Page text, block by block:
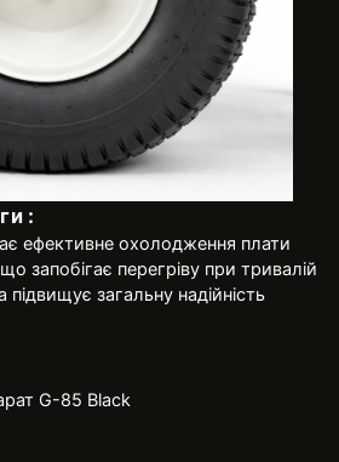
:
ефективне охолодження плати
запобігає перегріву при тривалій
підвищує загальну надійність
G-85 Black